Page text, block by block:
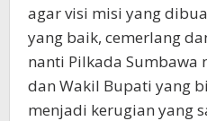
agar visi misi yang
yang baik, cemerlang
nanti Pilkada Sumbawa
dan Wakil Bupati yang
menjadi kerugian yang